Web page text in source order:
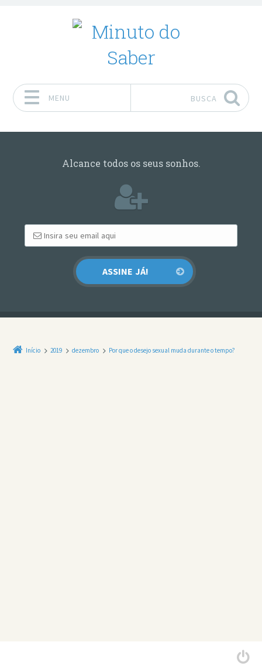
MENU BUSCA
Alcance todos os seus sonhos.
Início 2019 dezembro Por que o desejo sexual muda durante o tempo?